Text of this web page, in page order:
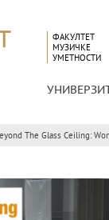
ФАКУЛТЕТ
МУЗИЧКЕ
УМЕТНОСТИ
The Glass Ceiling: